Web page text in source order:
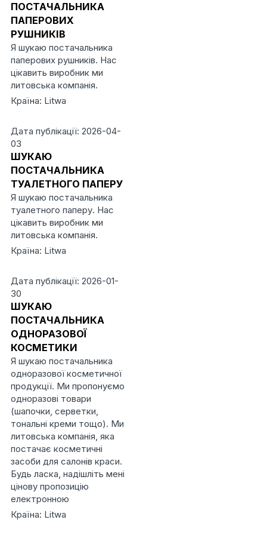
ПОСТАЧАЛЬНИКА
ПАПЕРОВИХ
РУШНИКІВ
Я шукаю постачальника
паперових рушників. Нас
цікавить виробник ми
литовська компанія.
Країна: Litwa
Дата публікації: 2026-04-
03
ШУКАЮ
ПОСТАЧАЛЬНИКА
ТУАЛЕТНОГО ПАПЕРУ
Я шукаю постачальника
туалетного паперу. Нас
цікавить виробник ми
литовська компанія.
Країна: Litwa
Дата публікації: 2026-01-
30
ШУКАЮ
ПОСТАЧАЛЬНИКА
ОДНОРАЗОВОЇ
КОСМЕТИКИ
Я шукаю постачальника
одноразової косметичної
продукції. Ми пропонуємо
одноразові товари
(шапочки, серветки,
тональні креми тощо). Ми
литовська компанія, яка
постачає косметичні
засоби для салонів краси.
Будь ласка, надішліть мені
цінову пропозицію
електронною
Країна: Litwa